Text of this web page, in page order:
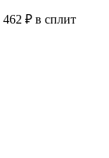
462 ₽ в сплит